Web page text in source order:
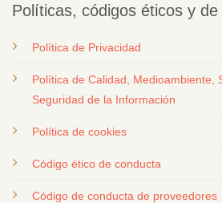
Políticas, códigos éticos y
Política de Privacidad
Política de Calidad, Medioambiente,
Seguridad de la Información
Política de cookies
Código ético de conducta
Código de conducta de proveedores